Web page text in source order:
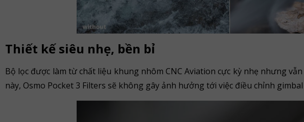
Thiết kế siêu nhẹ, bền bỉ
Bộ lọc được làm từ chất liệu khung nhôm CNC Aviation cực kỳ nhẹ nhưng
này, Osmo Pocket 3 Filters sẽ không gây ảnh hưởng tới việc điều chỉnh